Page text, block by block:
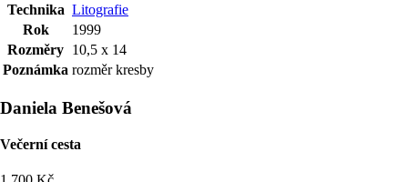
Technika Litografie
Rok
1999
Rozměry 10,5 x 14
Poznámka rozměr kresby
Daniela Benešová
Večerní cesta